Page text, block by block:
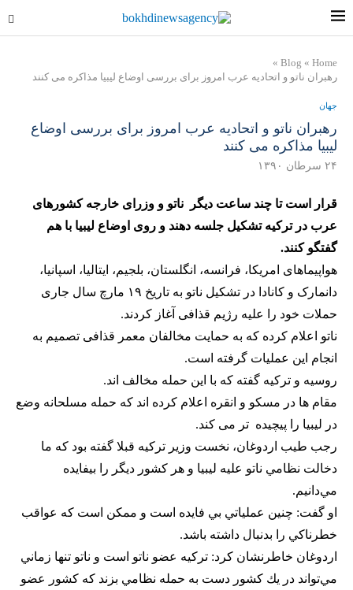
Home
»
Blog
»
رهبران ناتو و اتحادیه عرب امروز برای بررسی اوضاع لیبیا مذاکره می کنند
جهان
رهبران ناتو و اتحادیه عرب امروز برای بررسی اوضاع
لیبیا مذاکره می کنند
۲۴ سرطان ۱۳۹۰
قرار است تا چند ساعت دیگر ناتو و وزرای خارجه کشورهای
عرب در ترکیه تشکیل جلسه دهند و روی اوضاع لیبیا با هم
گفتگو کنند.
هواپیماهای امریکا، فرانسه، انگلستان، بلجیم، ایتالیا، اسپانیا،
دانمارک و کانادا در تشکیل ناتو به تاریخ ۱۹ مارچ سال جاری
حملات خود را علیه رژیم قذافی آغاز کردند.
ناتو اعلام کرده که به حمایت مخالفان معمر قذافی تصمیم به
انجام این عملیات گرفته است.
روسیه و ترکیه گفته که با این حمله مخالف اند.
مقام ها در مسکو و انقره اعلام کرده اند که حمله مسلحانه وضع
در لیبیا را پیچیده تر می کند.
رجب طيب اردوغان، نخست وزیر ترکیه قبلا گفته بود که ما
دخالت نظامي ناتو عليه ليبيا و هر كشور ديگر را بيفايده
مي‌دانيم.
او گفت: چنين عملياتي بي فايده است و ممكن است كه عواقب
خطرناكي را بدنبال داشته باشد.
اردوغان خاطرنشان كرد: ‌تركيه عضو ناتو است و ناتو تنها زماني
مي‌تواند در يك كشور دست به حمله‌ نظامي بزند كه كشور عضو